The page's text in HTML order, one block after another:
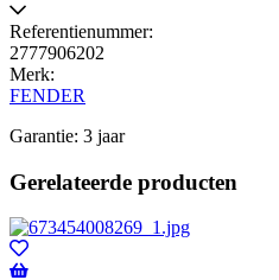
Referentienummer:
2777906202
Merk:
FENDER
Garantie: 3 jaar
Gerelateerde producten